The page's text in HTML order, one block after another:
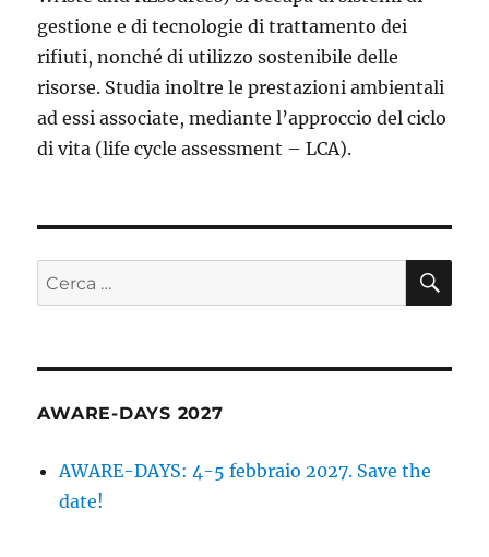
gestione e di tecnologie di trattamento dei
rifiuti, nonché di utilizzo sostenibile delle
risorse. Studia inoltre le prestazioni ambientali
ad essi associate, mediante l’approccio del ciclo
di vita (life cycle assessment – LCA).
Cerca:
AWARE-DAYS 2027
AWARE-DAYS: 4-5 febbraio 2027. Save the
date!